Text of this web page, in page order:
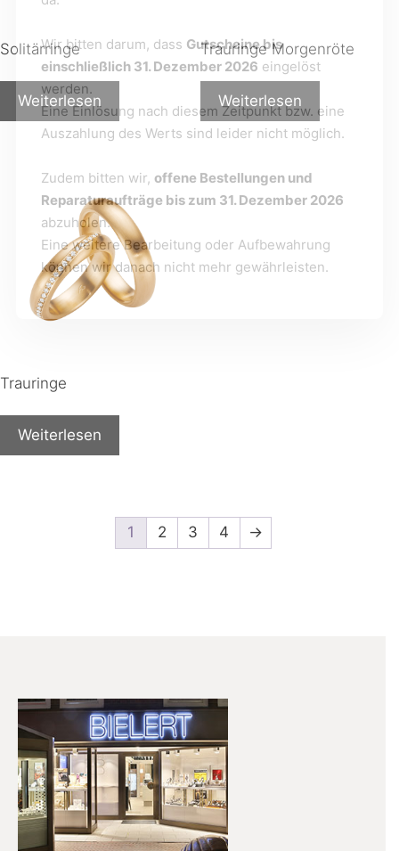
Solitärringe
Weiterlesen
Trauringe Morgenröte
Weiterlesen
Trauringe
Weiterlesen
1 2 3 4 →
Wir bitten darum, dass Gutscheine bis
einschließlich 31. Dezember 2026 eingelöst
werden.
Eine Einlösung nach diesem Zeitpunkt bzw. eine
Auszahlung des Werts sind leider nicht möglich.
Zudem bitten wir, offene Bestellungen und
Reparaturaufträge bis zum 31. Dezember 2026
abzuholen.
Eine weitere Bearbeitung oder Aufbewahrung
können wir danach nicht mehr gewährleisten.